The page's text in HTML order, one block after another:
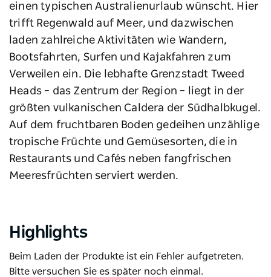
einen typischen Australienurlaub wünscht. Hier
trifft Regenwald auf Meer, und dazwischen
laden zahlreiche Aktivitäten wie Wandern,
Bootsfahrten, Surfen und Kajakfahren zum
Verweilen ein. Die lebhafte Grenzstadt Tweed
Heads – das Zentrum der Region – liegt in der
größten vulkanischen Caldera der Südhalbkugel.
Auf dem fruchtbaren Boden gedeihen unzählige
tropische Früchte und Gemüsesorten, die in
Restaurants und Cafés neben fangfrischen
Meeresfrüchten serviert werden.
Highlights
Beim Laden der Produkte ist ein Fehler aufgetreten.
Bitte versuchen Sie es später noch einmal.